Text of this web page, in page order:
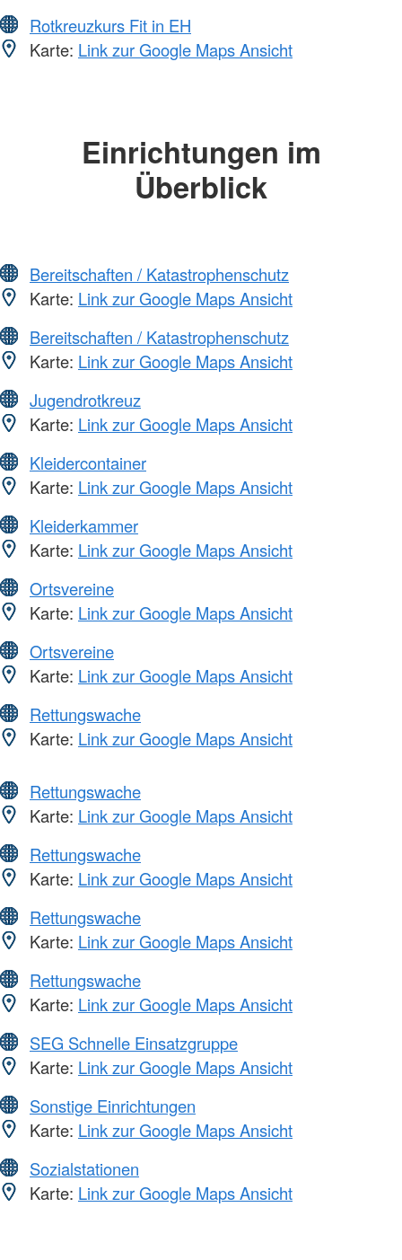
Rotkreuzkurs Fit in EH
Karte: Link zur Google Maps Ansicht
Einrichtungen im
Überblick
Bereitschaften / Katastrophenschutz
Karte: Link zur Google Maps Ansicht
Bereitschaften / Katastrophenschutz
Karte: Link zur Google Maps Ansicht
Jugendrotkreuz
Karte: Link zur Google Maps Ansicht
Kleidercontainer
Karte: Link zur Google Maps Ansicht
Kleiderkammer
Karte: Link zur Google Maps Ansicht
Ortsvereine
Karte: Link zur Google Maps Ansicht
Ortsvereine
Karte: Link zur Google Maps Ansicht
Rettungswache
Karte: Link zur Google Maps Ansicht
Rettungswache
Karte: Link zur Google Maps Ansicht
Rettungswache
Karte: Link zur Google Maps Ansicht
Rettungswache
Karte: Link zur Google Maps Ansicht
Rettungswache
Karte: Link zur Google Maps Ansicht
SEG Schnelle Einsatzgruppe
Karte: Link zur Google Maps Ansicht
Sonstige Einrichtungen
Karte: Link zur Google Maps Ansicht
Sozialstationen
Karte: Link zur Google Maps Ansicht